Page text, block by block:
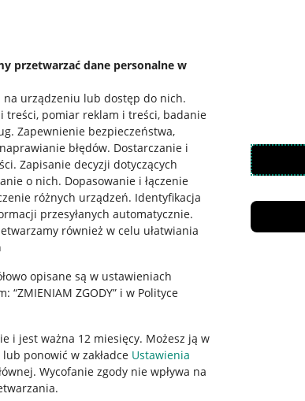
przetwarzać dane personalne w
urządzeniu lub dostęp do nich.
treści, pomiar reklam i treści, badanie
. Zapewnienie bezpieczeństwa,
błędów. Dostarczanie i
. Zapisanie decyzji dotyczących
o nich. Dopasowanie i łączenie
różnych urządzeń. Identyfikacja
przesyłanych automatycznie.
również w celu ułatwiania
opisane są w ustawieniach
“ZMIENIAM ZGODY” i w Polityce
i jest ważna 12 miesięcy. Możesz ją w
ponowić w zakładce Ustawienia
Wycofanie zgody nie wpływa na
aplikację